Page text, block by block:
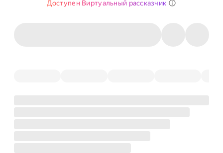
Доступен Виртуальный рассказчик